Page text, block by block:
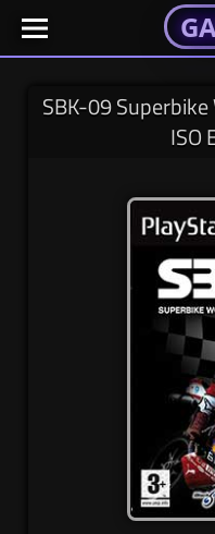
SkipEl
portal
tus
El
portal
tusSBK-09
ISO